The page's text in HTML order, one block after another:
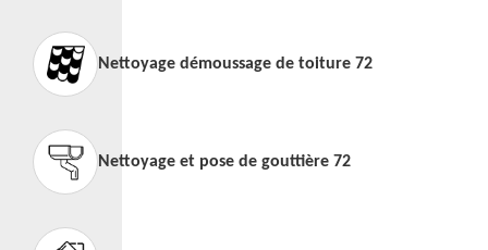
Nettoyage démoussage de toiture 72
Nettoyage et pose de gouttière 72